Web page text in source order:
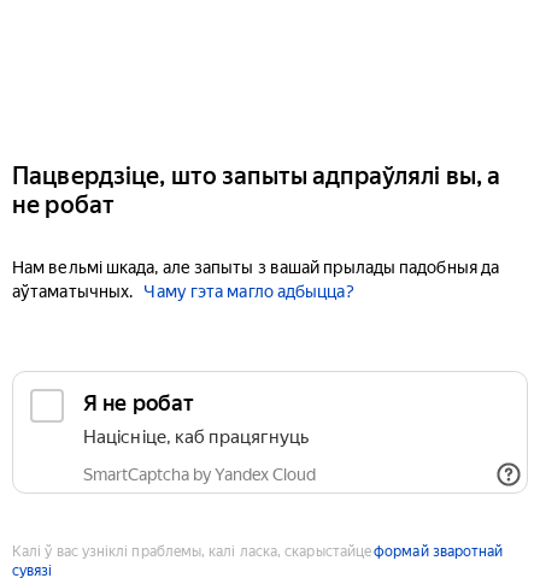
Пацвердзіце, што запыты адпраўлялі вы, а
не робат
Нам вельмі шкада, але запыты з вашай прылады падобныя да
аўтаматычных.
Чаму гэта магло адбыцца?
Я не робат
Націсніце, каб працягнуць
SmartCaptcha by Yandex Cloud
Калі ў вас узніклі праблемы, калі ласка, скарыстайцеформай зваротнай
сувязі